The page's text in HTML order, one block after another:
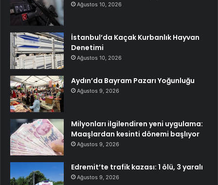
Ağustos 10, 2026
İstanbul’da Kaçak Kurbanlık Hayvan
Denetimi
Ağustos 10, 2026
Aydın’da Bayram Pazarı Yoğunluğu
Ağustos 9, 2026
Milyonları ilgilendiren yeni uygulama:
Maaşlardan kesinti dönemi başlıyor
Ağustos 9, 2026
Edremit’te trafik kazası: 1 ölü, 3 yaralı
Ağustos 9, 2026